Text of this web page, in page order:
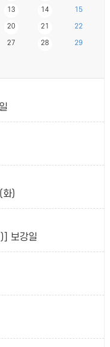
13 14 15
20 21 22
27 28 29
화)
보강일